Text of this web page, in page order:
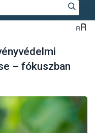
– fókuszban